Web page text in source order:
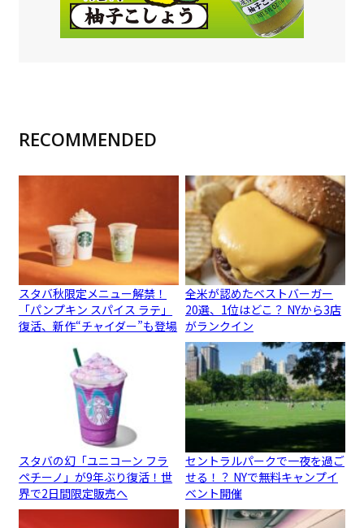
RECOMMENDED
スタバ秋限定メニュー解禁！
「パンプキン スパイス ラテ」
復活、新作“チャイダー”も登場
全米が認めたベストバーガー
20選、1位はどこ？ NYから3店
がランクイン
スタバの幻「ユニコーン フラ
ペチーノ」が9年ぶり復活！世
界で2日間限定販売へ
セントラルパークで一夜を過ご
せる！？ NYで無料キャンプイ
ベント開催